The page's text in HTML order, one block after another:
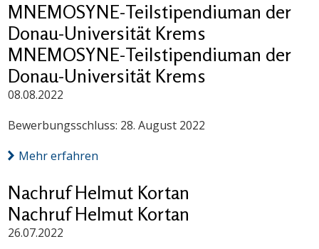
MNEMOSYNE-Teilstipendiuman der
Donau-Universität Krems
MNEMOSYNE-Teilstipendiuman der
Donau-Universität Krems
08.08.2022
Bewerbungsschluss: 28. August 2022
Mehr erfahren
Nachruf Helmut Kortan
Nachruf Helmut Kortan
26.07.2022